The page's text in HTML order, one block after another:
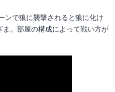
ンで狼に襲撃されると狼に化け
ま。部屋の構成によって戦い方が